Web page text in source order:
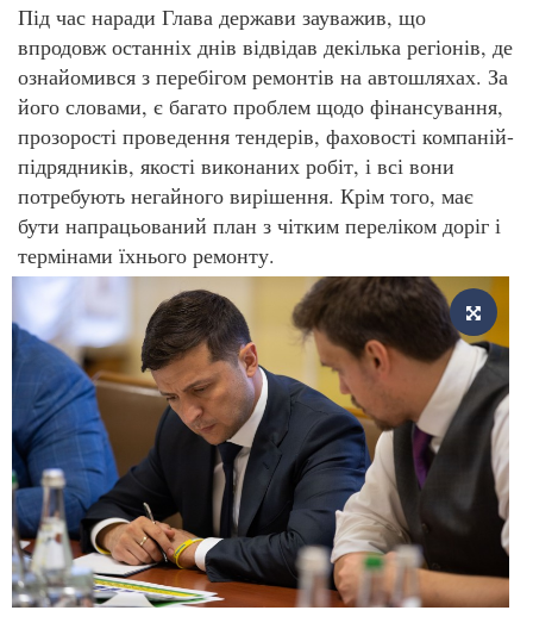
Під час наради Глава держави зауважив, що
впродовж останніх днів відвідав декілька регіонів, де
ознайомився з перебігом ремонтів на автошляхах. За
його словами, є багато проблем щодо фінансування,
прозорості проведення тендерів, фаховості компаній-
підрядників, якості виконаних робіт, і всі вони
потребують негайного вирішення. Крім того, має
бути напрацьований план з чітким переліком доріг і
термінами їхнього ремонту.